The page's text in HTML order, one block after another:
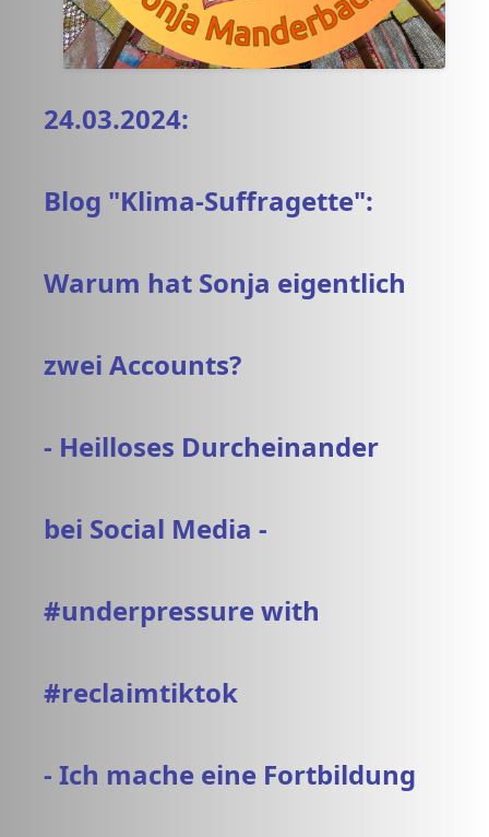
24.03.2024:
Blog "Klima-Suffragette":
Warum hat Sonja eigentlich
zwei Accounts?
- Heilloses Durcheinander
bei Social Media -
#underpressure with
#reclaimtiktok
- Ich mache eine Fortbildung